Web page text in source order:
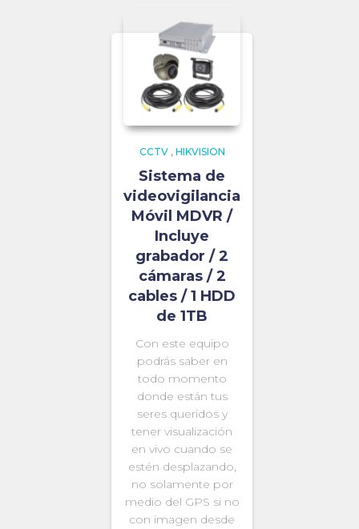
CCTV, HIKVISION
Sistema de
videovigilancia
Móvil MDVR /
Incluye
grabador / 2
cámaras / 2
cables / 1 HDD
de 1TB
Con este equipo
podrás saber en
todo momento
donde están tus
seres queridos y
tener visualización
en vivo cuando se
estén desplazando,
no solamente por
medio del GPS si no
con imagen desde